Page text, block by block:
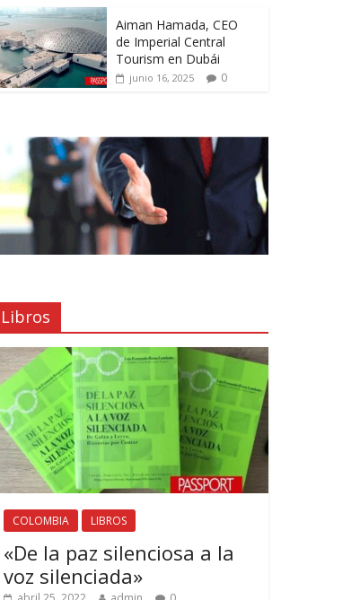
Aiman Hamada, CEO
de Imperial Central
Tourism en Dubái
junio 16, 2025 0
Libros
COLOMBIA LIBROS
«De la paz silenciosa a la
voz silenciada»